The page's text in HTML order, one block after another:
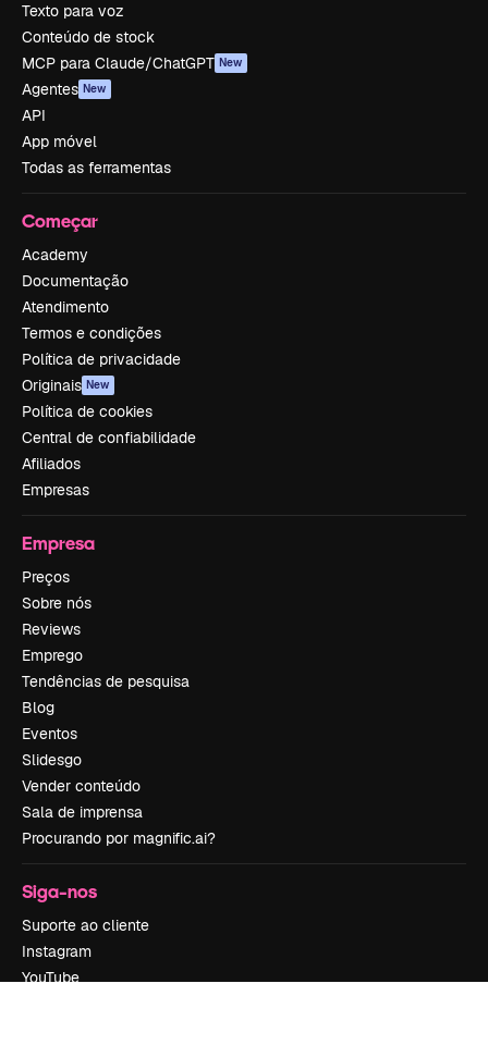
Texto para voz
Conteúdo de stock
MCP para Claude/ChatGPT New
Agentes New
API
App móvel
Todas as ferramentas
Começar
Academy
Documentação
Atendimento
Termos e condições
Política de privacidade
Originais New
Política de cookies
Central de confiabilidade
Afiliados
Empresas
Empresa
Preços
Sobre nós
Reviews
Emprego
Tendências de pesquisa
Blog
Eventos
Slidesgo
Vender conteúdo
Sala de imprensa
Procurando por magnific.ai?
Siga-nos
Suporte ao cliente
Instagram
YouTube